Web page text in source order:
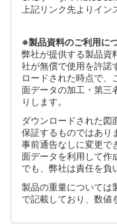
上記リンク先よりイン
※製品資料のご利用に
弊社が提供する製品資
社が無償で使用を許諾
ロードされた時点で、
面データの加工・第三
りします。
ダウンロードされた図
保証するものではあり
事前通告なしに変更で
面データを利用して作
でも、弊社は責任を負
製品の重量については
で記載しており、数値